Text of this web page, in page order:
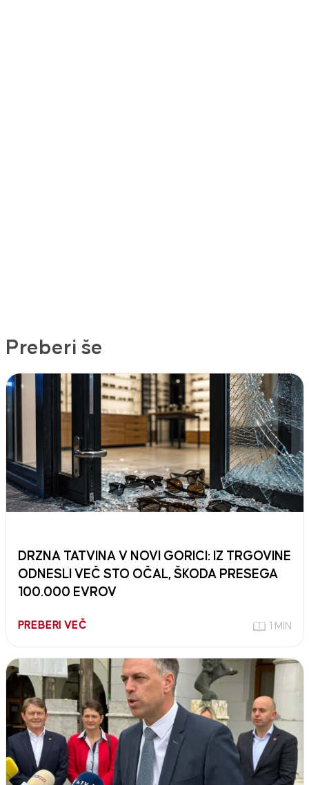
Preberi še
DRZNA TATVINA V NOVI GORICI: IZ TRGOVINE
ODNESLI VEČ STO OČAL, ŠKODA PRESEGA
100.000 EVROV
PREBERI VEČ 1 MIN